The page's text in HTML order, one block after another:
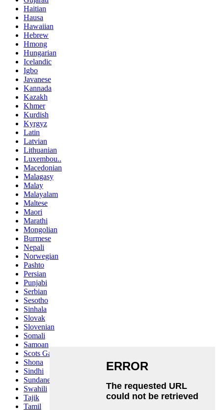
Haitian
Hausa
Hawaiian
Hebrew
Hmong
Hungarian
Icelandic
Igbo
Javanese
Kannada
Kazakh
Khmer
Kurdish
Kyrgyz
Latin
Latvian
Lithuanian
Luxembou..
Macedonian
Malagasy
Malay
Malayalam
Maltese
Maori
Marathi
Mongolian
Burmese
Nepali
Norwegian
Pashto
Persian
Punjabi
Serbian
Sesotho
Sinhala
Slovak
Slovenian
Somali
Samoan
Scots Gaelic
Shona
Sindhi
Sundanese
Swahili
Tajik
Tamil